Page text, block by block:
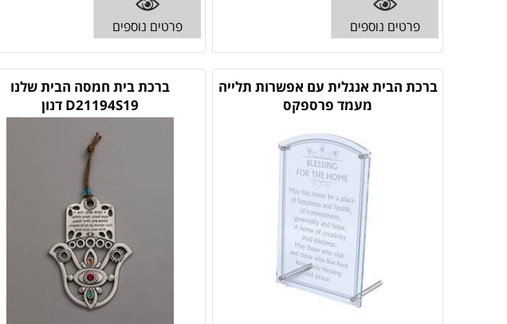
פרטים נוספים פרטים נוספים
ברכת הבית אנגלית עם אפשרות תלייה
מעמד פרספקס
ברכת בית חמסה הבית שלנו
D21194S19 דנון